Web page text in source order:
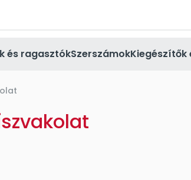
és ragasztókSzerszámok